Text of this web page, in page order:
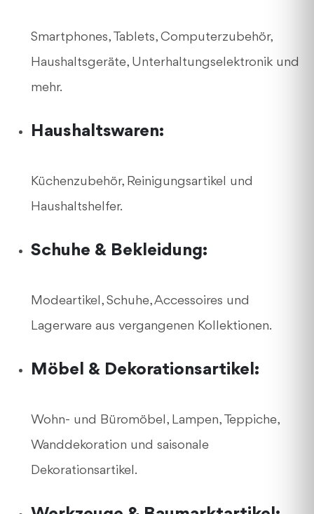
Smartphones, Tablets, Computerzubehör,
Haushaltsgeräte, Unterhaltungselektronik und
mehr.
Haushaltswaren:
Küchenzubehör, Reinigungsartikel und
Haushaltshelfer.
Schuhe & Bekleidung:
Modeartikel, Schuhe, Accessoires und
Lagerware aus vergangenen Kollektionen.
Möbel & Dekorationsartikel:
Wohn- und Büromöbel, Lampen, Teppiche,
Wanddekoration und saisonale
Dekorationsartikel.